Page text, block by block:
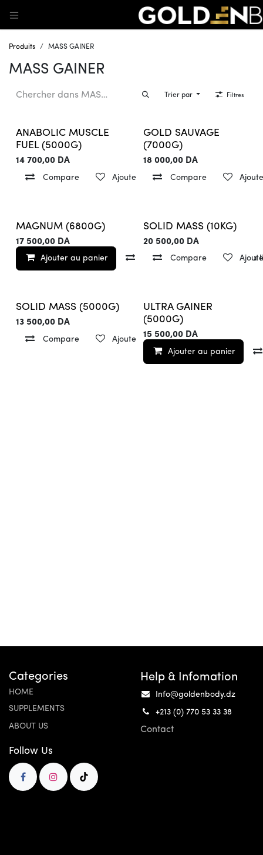
Produits MASS GAINER
MASS GAINER
Trier par Filtres
ANABOLIC MUSCLE
FUEL (5000G)
14 700,00 DA
Compare
Ajouter à la liste de souhaits
GOLD SAUVAGE
(7000G)
18 000,00DA
Compare
MAGNUM (6800G)
17 500,00 DA
Ajouter au panier
Compare Ajouter à la
SOLID MASS (10KG)
20 500,00DA
Compare
SOLID MASS (5000G)
13 500,00 DA
Compare
Ajouter à la liste de souhaits
ULTRA GAINER
(5000G)
15 500,00DA
Ajouter au panier
Categories
HOME
SUPPLEMENTS
ABOUT US
Help & Infomation
Info@goldenbody.dz
+213 (0) 770 53 33 38
Contact
Follow Us